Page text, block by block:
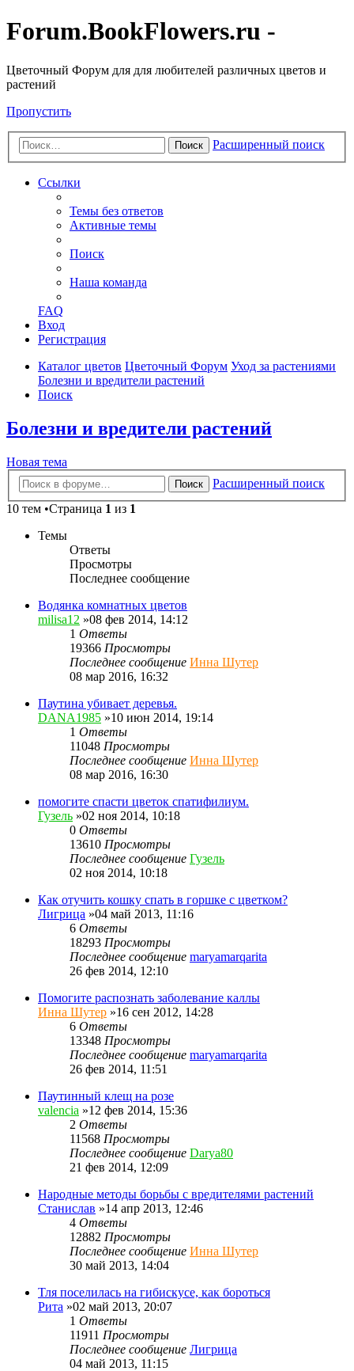
Forum.BookFlowers.ru -
Цветочный Форум для для любителей различных цветов и
растений
Пропустить
Поиск Расширенный поиск
Ссылки
Темы без ответов
Активные темы
Поиск
Наша команда
FAQ
Вход
Регистрация
Каталог цветов Цветочный Форум Уход за растениями
Болезни и вредители растений
Поиск
Болезни и вредители растений
Новая тема
Поиск
Расширенный поиск
10 тем •Страница 1 из 1
Темы
Ответы
Просмотры
Последнее сообщение
Водянка комнатных цветов
milisa12 »08 фев 2014, 14:12
1 Ответы
19366 Просмотры
Последнее сообщение Инна Шутер
08 мар 2016, 16:32
Паутина убивает деревья.
DANA1985 »10 июн 2014, 19:14
1 Ответы
11048 Просмотры
Последнее сообщение Инна Шутер
08 мар 2016, 16:30
помогите спасти цветок спатифилиум.
Гузель »02 ноя 2014, 10:18
0 Ответы
13610 Просмотры
Последнее сообщение Гузель
02 ноя 2014, 10:18
Как отучить кошку спать в горшке с цветком?
Лигрица »04 май 2013, 11:16
6 Ответы
18293 Просмотры
Последнее сообщение maryamarqarita
26 фев 2014, 12:10
Помогите распознать заболевание каллы
Инна Шутер »16 сен 2012, 14:28
6 Ответы
13348 Просмотры
Последнее сообщение maryamarqarita
26 фев 2014, 11:51
Паутинный клещ на розе
valencia »12 фев 2014, 15:36
2 Ответы
11568 Просмотры
Последнее сообщение Darya80
21 фев 2014, 12:09
Народные методы борьбы с вредителями растений
Станислав »14 апр 2013, 12:46
4 Ответы
12882 Просмотры
Последнее сообщение Инна Шутер
30 май 2013, 14:04
Тля поселилась на гибискусе, как бороться
Рита »02 май 2013, 20:07
1 Ответы
11911 Просмотры
Последнее сообщение Лигрица
04 май 2013, 11:15